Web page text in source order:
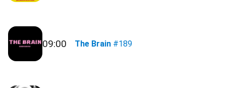
09:00 The Brain #189